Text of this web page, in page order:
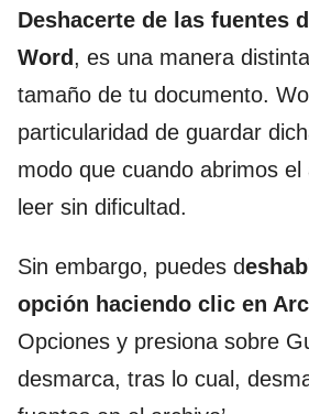
Deshacerte de las fuentes
Word , es una manera
tamaño de tu documento.
particularidad de guardar
modo que cuando abrimos
leer sin dificultad.
Sin embargo, puedes d
opción haciendo clic en
Opciones y presiona sobre
desmarca, tras lo cual,